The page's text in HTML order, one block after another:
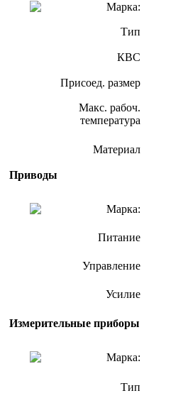
Марка:
Тип
КВС
Присоед. размер
Макс. рабоч.
температура
Материал
Приводы
Марка:
Питание
Управление
Усилие
Измерительные приборы
Марка:
Тип